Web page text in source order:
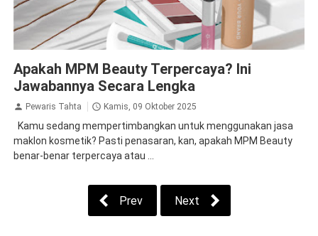
Apakah MPM Beauty Terpercaya? Ini
Jawabannya Secara Lengka
Pewaris Tahta Kamis, 09 Oktober 2025
Kamu sedang mempertimbangkan untuk menggunakan jasa
maklon kosmetik? Pasti penasaran, kan, apakah MPM Beauty
benar-benar terpercaya atau ...
Prev Next